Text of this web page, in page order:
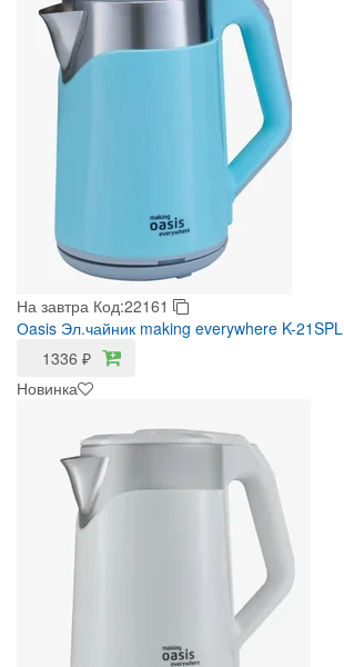
На завтра Код:22161
Оasis Эл.чайник making everywhere K-21SPL
1336 ₽
Новинка